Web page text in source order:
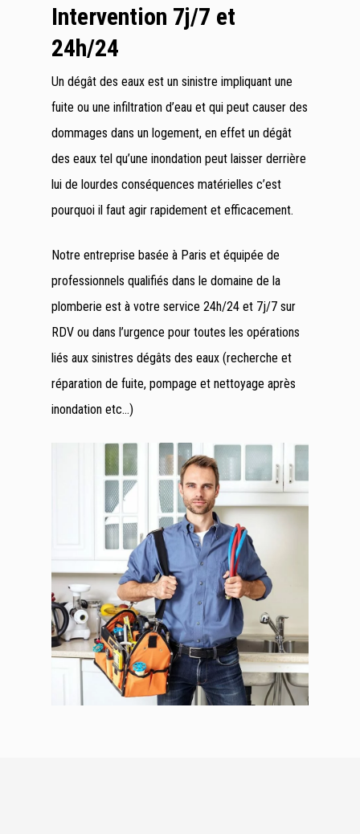
Intervention 7j/7 et
24h/24
Un dégât des eaux est un sinistre impliquant une
fuite ou une infiltration d’eau et qui peut causer des
dommages dans un logement, en effet un dégât
des eaux tel qu’une inondation peut laisser derrière
lui de lourdes conséquences matérielles c’est
pourquoi il faut agir rapidement et efficacement.
Notre entreprise basée à Paris et équipée de
professionnels qualifiés dans le domaine de la
plomberie est à votre service 24h/24 et 7j/7 sur
RDV ou dans l’urgence pour toutes les opérations
liés aux sinistres dégâts des eaux (recherche et
réparation de fuite, pompage et nettoyage après
inondation etc…)